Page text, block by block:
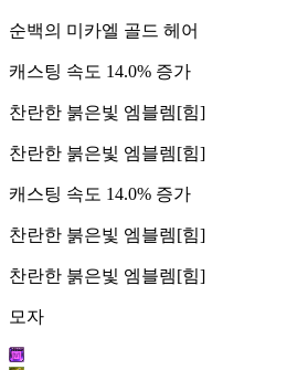
순백의 미카엘 골드 헤어
캐스팅 속도 14.0% 증가
찬란한 붉은빛 엠블렘[힘]
찬란한 붉은빛 엠블렘[힘]
캐스팅 속도 14.0% 증가
찬란한 붉은빛 엠블렘[힘]
찬란한 붉은빛 엠블렘[힘]
모자